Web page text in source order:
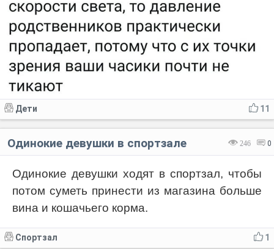
11
Дети
246 0
Одинокие девушки в спортзале
Одинокие девушки ходят в спортзал, чтобы
потом суметь принести из магазина больше
вина и кошачьего корма.
1
Спортзал